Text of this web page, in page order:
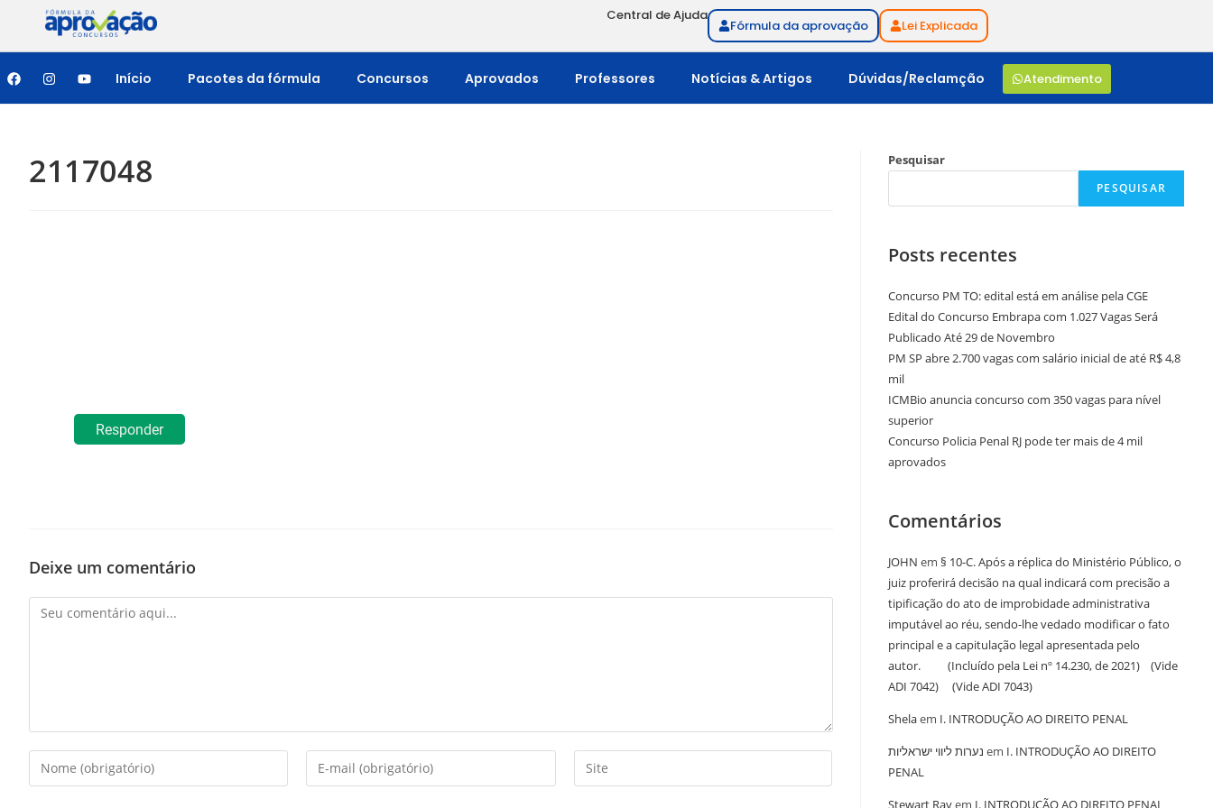
Central de Ajuda
Fórmula da aprovação Lei Explicada
Início Pacotes da fórmula Concursos Aprovados Professores Notícias & Artigos Dúvidas/Reclamção Atendimento
2117048
Responder
Deixe um comentário
Pesquisar
PESQUISAR
Posts recentes
Concurso PM TO: edital está em análise pela CGE
Edital do Concurso Embrapa com 1.027 Vagas Será
Publicado Até 29 de Novembro
PM SP abre 2.700 vagas com salário inicial de até R$ 4,8
mil
ICMBio anuncia concurso com 350 vagas para nível
superior
Concurso Policia Penal RJ pode ter mais de 4 mil
aprovados
Comentários
JOHN em § 10-C. Após a réplica do Ministério Público, o
juiz proferirá decisão na qual indicará com precisão a
tipificação do ato de improbidade administrativa
imputável ao réu, sendo-lhe vedado modificar o fato
principal e a capitulação legal apresentada pelo
autor. (Incluído pela Lei nº 14.230, de 2021) (Vide
ADI 7042) (Vide ADI 7043)
Shelaem I. INTRODUÇÃO AO DIREITO PENAL
נערות ליווי ישראליות em I. INTRODUÇÃO AO DIREITO
PENAL
Stewart Rayem I. INTRODUÇÃO AO DIREITO PENAL